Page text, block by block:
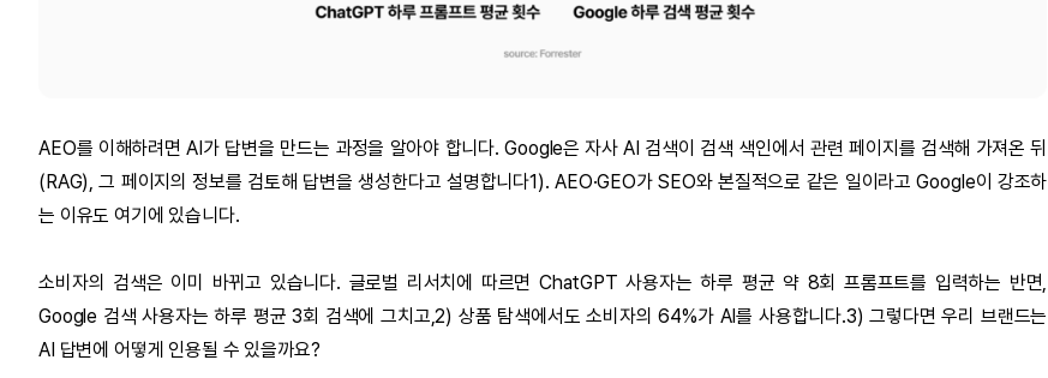
AEO를 이해하려면 AI가 답변을 만드는 과정을 알아야 합니다. Google은 자사 AI 검색이 검색 색인에서 관련 페이지를 검색해 가져온 뒤
(RAG), 그 페이지의 정보를 검토해 답변을 생성한다고 설명합니다1). AEO·GEO가 SEO와 본질적으로 같은 일이라고 Google이 강조하
는 이유도 여기에 있습니다.
소비자의 검색은 이미 바뀌고 있습니다. 글로벌 리서치에 따르면 ChatGPT 사용자는 하루 평균 약 8회 프롬프트를 입력하는 반면,
Google 검색 사용자는 하루 평균 3회 검색에 그치고,2) 상품 탐색에서도 소비자의 64%가 AI를 사용합니다.3) 그렇다면 우리 브랜드는
AI 답변에 어떻게 인용될 수 있을까요?